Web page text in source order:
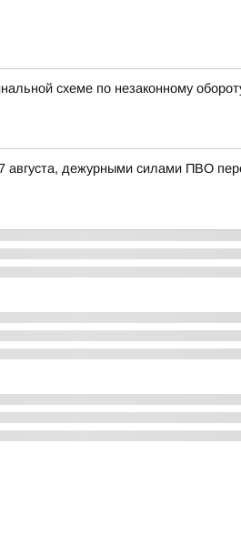
схеме по незаконному
дежурными силами ПВО